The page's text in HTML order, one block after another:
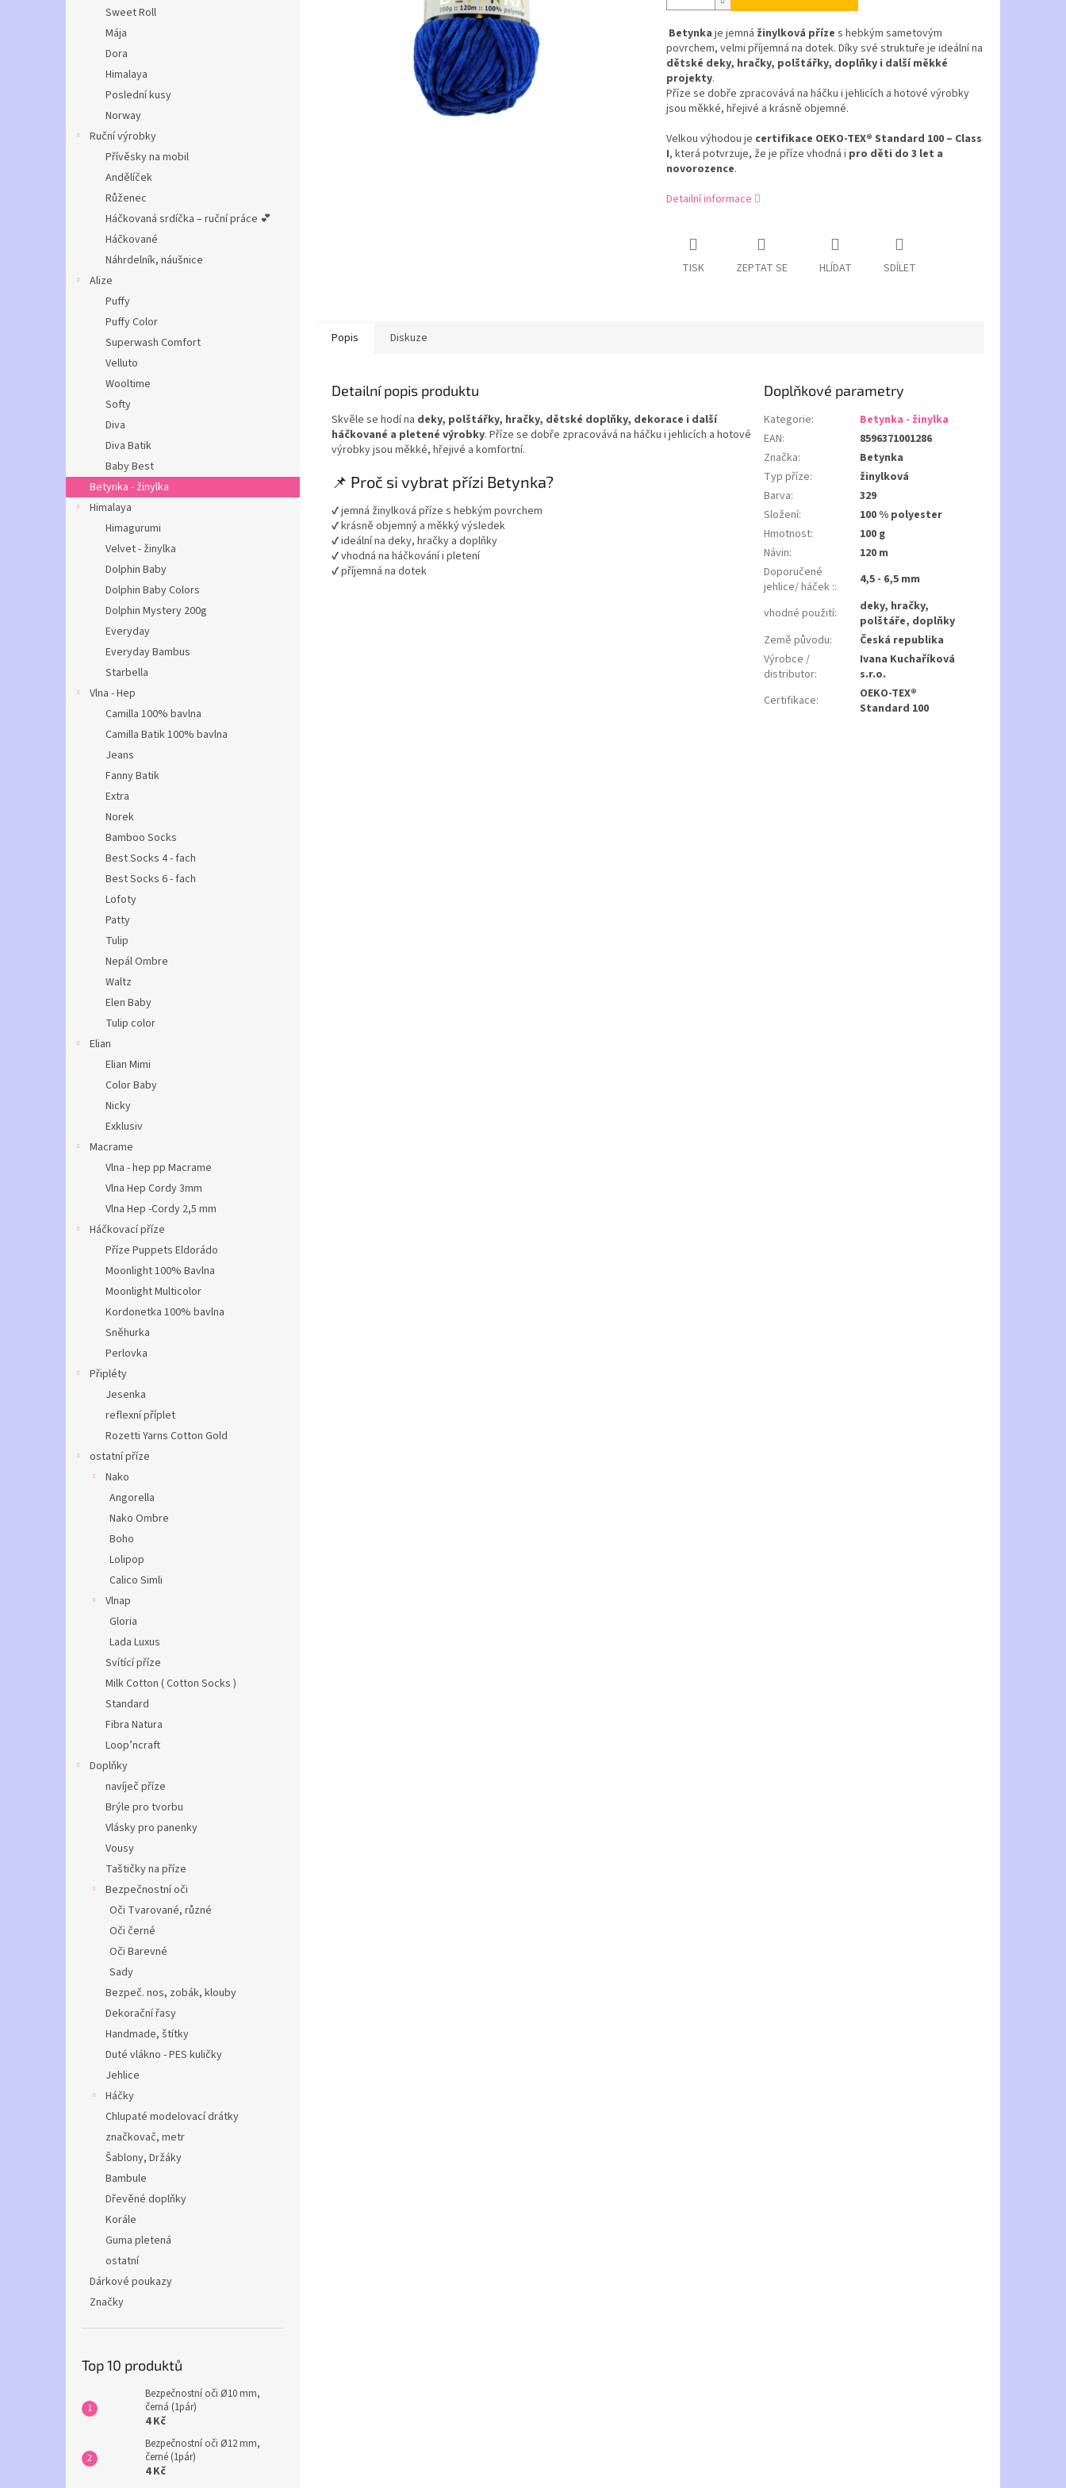
Sweet Roll
Mája
Dora
Himalaya
Poslední kusy
Norway
Ruční výrobky
Přívěsky na mobil
Andělíček
Růženec
Háčkovaná srdíčka – ruční práce 💕
Háčkované
Náhrdelník, náušnice
Alize
Puffy
Puffy Color
Superwash Comfort
Velluto
Wooltime
Softy
Diva
Diva Batik
Baby Best
Betynka - žinylka
Himalaya
Himagurumi
Velvet - žinylka
Dolphin Baby
Dolphin Baby Colors
Dolphin Mystery 200g
Everyday
Everyday Bambus
Starbella
Vlna - Hep
Camilla 100% bavlna
Camilla Batik 100% bavlna
Jeans
Fanny Batik
Extra
Norek
Bamboo Socks
Best Socks 4 - fach
Best Socks 6 - fach
Lofoty
Patty
Tulip
Nepál Ombre
Waltz
Elen Baby
Tulip color
Elian
Elian Mimi
Color Baby
Nicky
Exklusiv
Macrame
Vlna - hep pp Macrame
Vlna Hep Cordy 3mm
Vlna Hep -Cordy 2,5 mm
Háčkovací příze
Příze Puppets Eldorádo
Moonlight 100% Bavlna
Moonlight Multicolor
Kordonetka 100% bavlna
Sněhurka
Perlovka
Připléty
Jesenka
reflexní příplet
Rozetti Yarns Cotton Gold
ostatní příze
Nako
Angorella
Nako Ombre
Boho
Lolipop
Calico Simli
Vlnap
Gloria
Lada Luxus
Svítící příze
Milk Cotton ( Cotton Socks )
Standard
Fibra Natura
Loop’ncraft
Doplňky
navíječ příze
Brýle pro tvorbu
Vlásky pro panenky
Vousy
Taštičky na příze
Bezpečnostní oči
Oči Tvarované, různé
Oči černé
Oči Barevné
Sady
Bezpeč. nos, zobák, klouby
Dekorační řasy
Handmade, štítky
Duté vlákno - PES kuličky
Jehlice
Háčky
Chlupaté modelovací drátky
značkovač, metr
Šablony, Držáky
Bambule
Dřevěné doplňky
Korále
Guma pletená
ostatní
Dárkové poukazy
Značky
Top 10 produktů
Bezpečnostní oči Ø10 mm,
černá (1pár)
4 Kč
Bezpečnostní oči Ø12 mm,
černé (1pár)
4 Kč
Betynka je jemná žinylková příze s hebkým sametovým
povrchem, velmi příjemná na dotek. Díky své struktuře je ideální na
dětské deky, hračky, polštářky, doplňky i další měkké
projekty.
Příze se dobře zpracovává na háčku i jehlicích a hotové výrobky
jsou měkké, hřejivé a krásně objemné.
Velkou výhodou je certifikace OEKO-TEX® Standard 100 – Class
I, která potvrzuje, že je příze vhodná i pro děti do 3 let a
novorozence.
Detailní informace
TISK ZEPTAT SE HLÍDAT SDÍLET
Popis Diskuze
Detailní popis produktu
Skvěle se hodí na deky, polštářky, hračky, dětské doplňky, dekorace i další
háčkované a pletené výrobky. Příze se dobře zpracovává na háčku i jehlicích a hotové
výrobky jsou měkké, hřejivé a komfortní.
📌 Proč si vybrat přízi Betynka?
✔ jemná žinylková příze s hebkým povrchem
✔ krásně objemný a měkký výsledek
✔ ideální na deky, hračky a doplňky
✔ vhodná na háčkování i pletení
✔ příjemná na dotek
Doplňkové parametry
Kategorie:
Betynka - žinylka
EAN:
8596371001286
Značka:
Betynka
Typ příze:
žinylková
Barva:
329
Složení:
100 % polyester
Hmotnost:
100 g
Návin:
120 m
Doporučené
jehlice/ háček :: 4,5 - 6,5 mm
vhodné použití:
deky, hračky,
polštáře, doplňky
Země původu:
Česká republika
Výrobce /
distributor:
Ivana Kuchaříková
s.r.o.
Certifikace:
OEKO-TEX®
Standard 100